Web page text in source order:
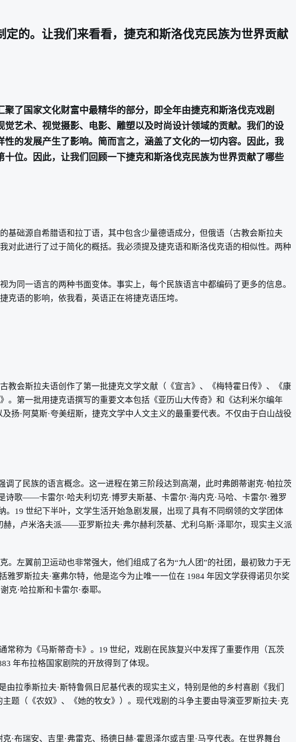
的。让我们来看看，捷克和斯洛伐克民族为世界贡献
了国家文化财富中最精华的部分，即全年由捷克和斯洛伐克戏剧
艺术、视觉摄影、电影、雕塑以及时尚设计领域的贡献。我们的设
的发展产生了影响。简而言之，涵盖了文化的一切内容。因此，我
位。因此，让我们回顾一下捷克和斯洛伐克民族为世界贡献了哪些
础源自希腊语和拉丁语，其中包含少量德语成分，但俄语（古教会斯拉夫
此进行了过于简化的概括。我必须提及捷克语和斯洛伐克语的相似性。两种
同一语言的两种书面变体。事实上，每个民族语言中都编码了更多的信息。
语的影响，依我看，英语正在将捷克语压垮。
会斯拉夫语创作了第一批捷克文学文献（《宣言》、《梅特霍日传》、《康
。第一批用捷克语撰写的重要文本包括《亚历山大传奇》和《达利米尔编年
扬·阿莫斯·夸美纽斯，捷克文学中人文主义的最重要代表。不仅由于白山战役
了民族的语言概念。这一进程在第三阶段达到高潮，此时弗朗蒂谢克·帕拉茨
歌——卡雷尔·哈夫利切克·博罗夫斯基、卡雷尔·海内克·马哈、卡雷尔·雅罗
19 世纪下半叶，文学生活开始急剧发展，出现了具有不同纲领的文学团体
卢米洛夫派——亚罗斯拉夫·弗尔赫利茨基、尤利乌斯·泽耶尔，现实主义派
。左翼前卫运动也非常强大，他们组成了名为“九人团”的社团，最初致力于无
罗斯拉夫·塞弗尔特，他是迄今为止唯一一位在 1984 年因文学获得诺贝尔奖
·哈拉斯和卡雷尔·泰耶。
称为《马斯蒂奇卡》。19 世纪，戏剧在民族复兴中发挥了重要作用（瓦茨
年布拉格国家剧院的开放得到了体现。
拉季斯拉夫·斯特鲁佩日尼基代表的现实主义，特别是他的乡村喜剧《我们
题（《农奴》、《她的牧女》）。现代戏剧的斗争主要由导演亚罗斯拉夫·克
·布瑞安、吉里·弗雷克、扬德日赫·霍恩泽尔或吉里·马亨代表。在世界舞台